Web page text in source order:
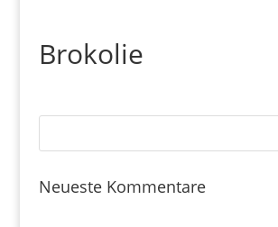
Brokolie
Neueste Kommentare